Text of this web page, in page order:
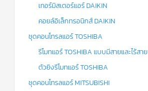
เทอร์มิสเตอร์แอร์ DAIKIN
คอยล์อิเล็กทรอนิกส์ DAIKIN
ชุดคอนโทรลแอร์ TOSHIBA
รีโมทแอร์ TOSHIBA แบบมีสายและไร้สาย
ตัวยิงรีโมทแอร์ TOSHIBA
ชุดคอนโทรลแอร์ MITSUBISHI